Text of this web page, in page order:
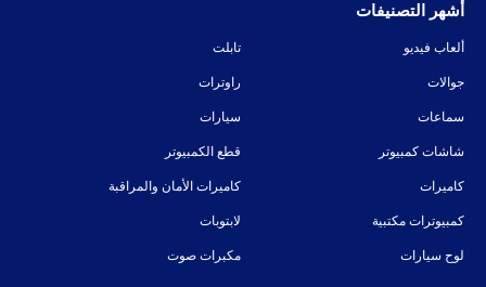
أشهر التصنيفات
ألعاب فيديو تابلت
جوالات راوترات
سماعات سيارات
شاشات كمبيوتر قطع الكمبيوتر
كاميرات كاميرات الأمان والمراقبة
كمبيوترات مكتبية لابتوبات
لوح سيارات مكبرات صوت